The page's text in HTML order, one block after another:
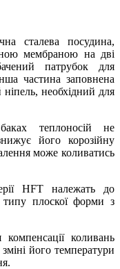
сталева посудина,
мембраною на дві
патрубок для
частина заповнена
ніпель, необхідний для
теплоносій не
його корозійну
може коливатись
HFT належать до
плоскої форми з
коливань
його температури